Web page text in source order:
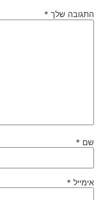
התגובה שלך *
שם *
אימייל *